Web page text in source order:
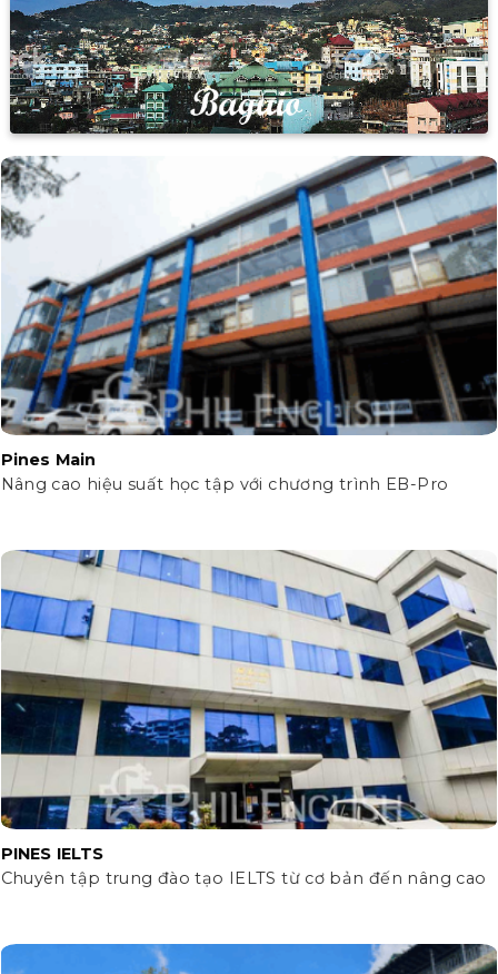
Pines Main
Nâng cao hiệu suất học tập với chương trình EB-Pro
PINES IELTS
Chuyên tập trung đào tạo IELTS từ cơ bản đến nâng cao